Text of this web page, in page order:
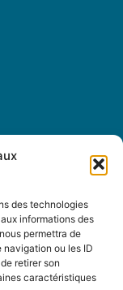
des technologies
informations des
permettra de
ou les ID
retirer son
caractéristiques